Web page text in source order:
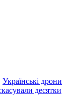
Українські дрони
десятки